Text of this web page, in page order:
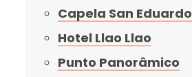
Capela San Eduardo
Hotel Llao Llao
Punto Panorâmico